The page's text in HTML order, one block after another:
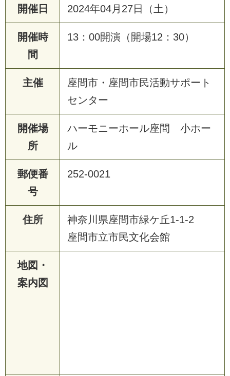
開催日 2024年04月27日（土）
開催時
間
13：00開演（開場12：30）
主催
座間市・座間市民活動サポート
センター
開催場
所
ハーモニーホール座間 小ホー
ル
郵便番
号
252-0021
住所
神奈川県座間市緑ケ丘1-1-2
座間市立市民文化会館
地図・
案内図